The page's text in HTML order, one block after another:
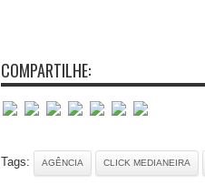
COMPARTILHE:
Tags: AGÊNCIA CLICK MEDIANEIRA